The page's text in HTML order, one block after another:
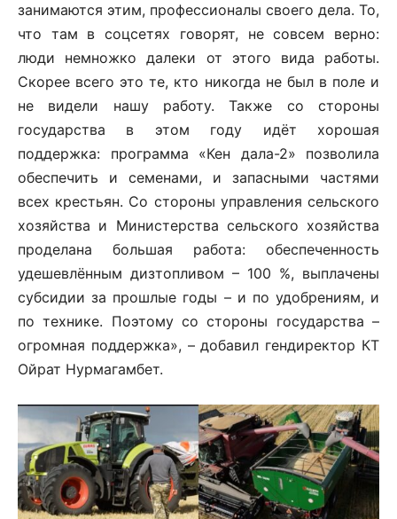
занимаются этим, профессионалы своего дела. То,
что там в соцсетях говорят, не совсем верно:
люди немножко далеки от этого вида работы.
Скорее всего это те, кто никогда не был в поле и
не видели нашу работу. Также со стороны
государства в этом году идёт хорошая
поддержка: программа «Кен дала-2» позволила
обеспечить и семенами, и запасными частями
всех крестьян. Со стороны управления сельского
хозяйства и Министерства сельского хозяйства
проделана большая работа: обеспеченность
удешевлённым дизтопливом – 100 %, выплачены
субсидии за прошлые годы – и по удобрениям, и
по технике. Поэтому со стороны государства –
огромная поддержка», – добавил гендиректор КТ
Ойрат Нурмагамбет.